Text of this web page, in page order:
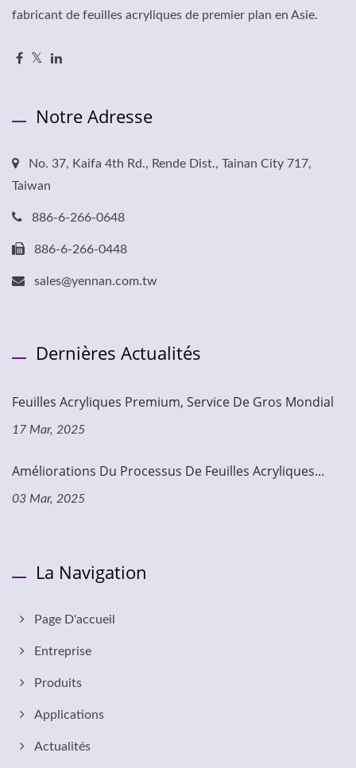
fabricant de feuilles acryliques de premier plan en Asie.
Notre Adresse
No. 37, Kaifa 4th Rd., Rende Dist., Tainan City 717,
Taiwan
886-6-266-0648
886-6-266-0448
sales@yennan.com.tw
Dernières Actualités
Feuilles Acryliques Premium, Service De Gros Mondial
17 Mar, 2025
Améliorations Du Processus De Feuilles Acryliques...
03 Mar, 2025
La Navigation
Page D'accueil
Entreprise
Produits
Applications
Actualités